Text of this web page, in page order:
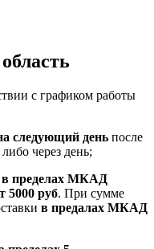
с графиком работы
следующий день после
либо через день;
в пределах МКАД
5000 руб. При сумме
в предалах МКАД